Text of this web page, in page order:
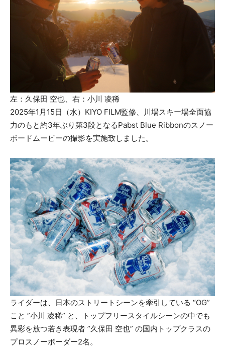
左：久保田 空也、右：小川 凌稀
2025年1月15日（水）KIYO FILM監修、川場スキー場全面協
力のもと約3年ぶり第3段となるPabst Blue Ribbonのスノー
ボードムービーの撮影を実施致しました。
ライダーは、日本のストリートシーンを牽引している “OG”
こと ”小川 凌稀” と、トップフリースタイルシーンの中でも
異彩を放つ若き表現者 ”久保田 空也” の国内トップクラスの
プロスノーボーダー2名。